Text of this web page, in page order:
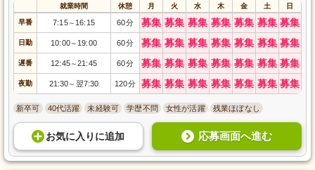
就業時間 休憩 月 火 水 木 金 土 日
早番 7:15～ 16:15 60分 募集 募集 募集 募集 募集 募集 募集
日勤 10:00～ 19:00 60分 募集 募集 募集 募集 募集 募集 募集
遅番 12:45～21:45 60分 募集 募集 募集 募集 募集 募集 募集
夜勤 21:30～ 翌7:30 120分 募集 募集 募集 募集 募集 募集 募集
新卒可 40代活躍 未経験可 学歴不問 女性が活躍 残業ほぼなし
お気に入り に追加 応募画面へ進む